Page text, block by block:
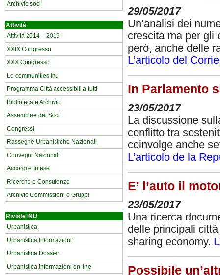
Archivio soci
Attività
Attività 2014 – 2019
XXIX Congresso
XXX Congresso
Le communities Inu
Programma Città accessibili a tutti
Biblioteca e Archivio
Assemblee dei Soci
Congressi
Rassegne Urbanistiche Nazionali
Convegni Nazionali
Accordi e Intese
Ricerche e Consulenze
Archivio Commissioni e Gruppi
Riviste INU
Urbanistica
Urbanistica Informazioni
Urbanistica Dossier
Urbanistica Informazioni on line
29/05/2017
Un’analisi dei
crescita ma per gli
però, anche delle
L’articolo del
In Parlamento
23/05/2017
La discussione
conflitto tra
coinvolge anche
L’articolo de la
E’ l’auto il
23/05/2017
Una ricerca
delle principali
sharing economy.
Possibile